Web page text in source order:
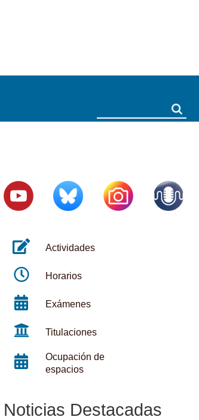
Actividades
Horarios
Exámenes
Titulaciones
Ocupación de
espacios
Noticias Destacadas